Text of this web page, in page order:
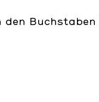
Buchstaben